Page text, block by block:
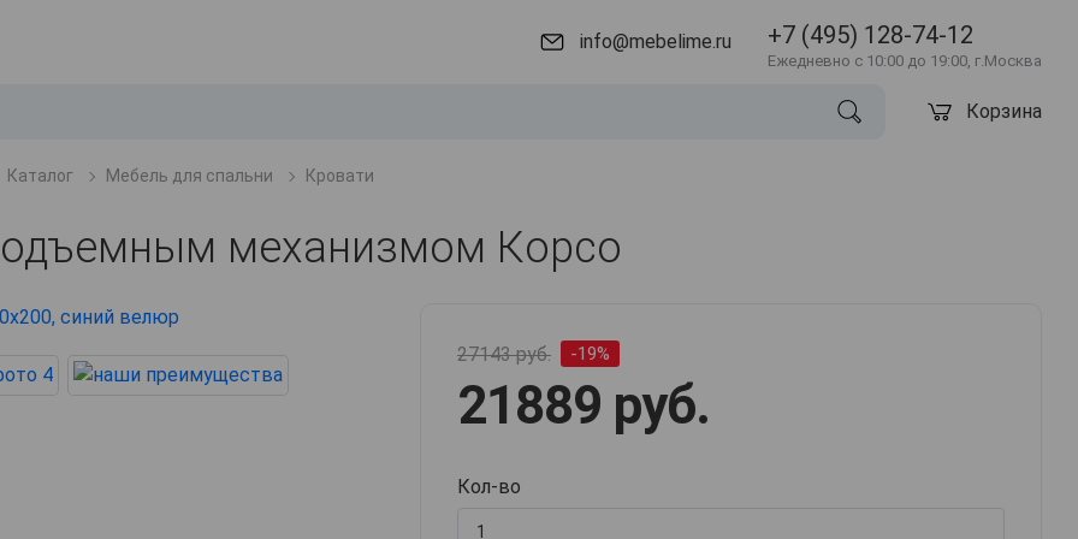
info@mebelime.ru +7 (495) 128-74-12
Ежедневно с 10:00 до 19:00, г.Москва
Корзина
Каталог Мебель для спальни Кровати
механизмом Корсо
27143 руб. -19%
21889 руб.
Кол-во